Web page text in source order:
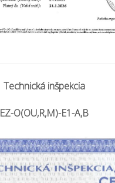
Technická inšpekcia
EZ-O(OU,R,M)-E1-A,B